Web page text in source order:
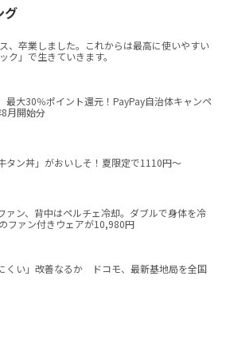
グ
、卒業しました。これからは最高に使いやすい
ク」で生きていきます。
最大30％ポイント還元！PayPay自治体キャンペ
月開始分
タン丼」がおいしそ！夏限定で1110円～
ァン、背中はペルチェ冷却。ダブルで身体を冷
ファン付きウェアが10,980円
にくい」改善なるか ドコモ、最新基地局を全国